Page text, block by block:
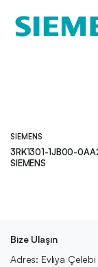
SIEMENS
3RK1301-1JB00-
SIEMENS
Bize Ulaşın
Adres: Evliya